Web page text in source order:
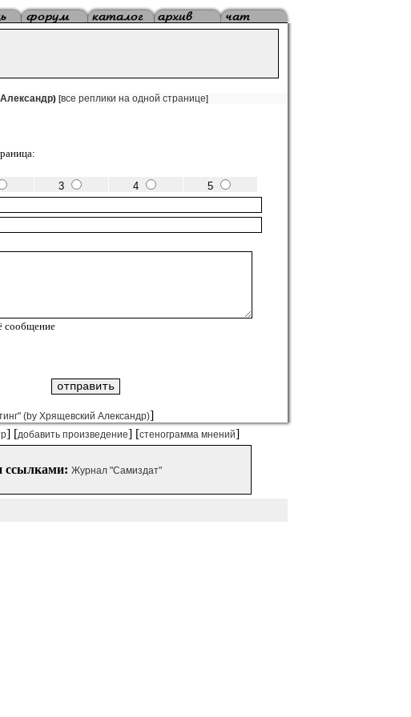
) [все реплики на одной странице]
3 4
5
сообщение
(by Хрящевский Александр)]
] [добавить произведение] [стенограмма мнений]
ссылками: Журнал "Самиздат"